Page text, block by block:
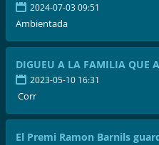
2024-07-03 09:51
Ambientada
DIGUEU A LA FAMILIA QUE
2023-05-10 16:31
Corr
El Premi Ramon Barnils